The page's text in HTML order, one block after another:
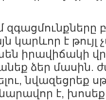
զգացմունքները
կարևոր է թույլ
իրավիճակի
ձեր մասին.
նվազեցրեք
է, խոսեք